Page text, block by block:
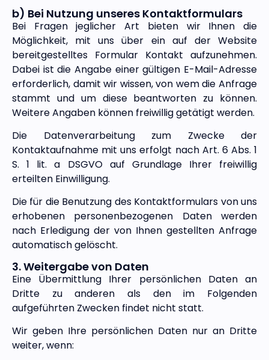
b) Bei Nutzung unseres Kontaktformulars
Bei Fragen jeglicher Art bieten wir Ihnen die
Möglichkeit, mit uns über ein auf der Website
bereitgestelltes Formular Kontakt aufzunehmen.
Dabei ist die Angabe einer gültigen E-Mail-Adresse
erforderlich, damit wir wissen, von wem die Anfrage
stammt und um diese beantworten zu können.
Weitere Angaben können freiwillig getätigt werden.
Die Datenverarbeitung zum Zwecke der
Kontaktaufnahme mit uns erfolgt nach Art. 6 Abs. 1
S. 1 lit. a DSGVO auf Grundlage Ihrer freiwillig
erteilten Einwilligung.
Die für die Benutzung des Kontaktformulars von uns
erhobenen personenbezogenen Daten werden
nach Erledigung der von Ihnen gestellten Anfrage
automatisch gelöscht.
3. Weitergabe von Daten
Eine Übermittlung Ihrer persönlichen Daten an
Dritte zu anderen als den im Folgenden
aufgeführten Zwecken findet nicht statt.
Wir geben Ihre persönlichen Daten nur an Dritte
weiter, wenn: